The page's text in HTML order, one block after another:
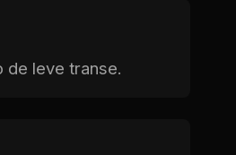
de leve transe.